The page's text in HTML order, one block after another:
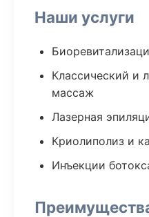
Наши услуги
Классический и
массаж
Лазерная
Криолиполиз и
Инъекции